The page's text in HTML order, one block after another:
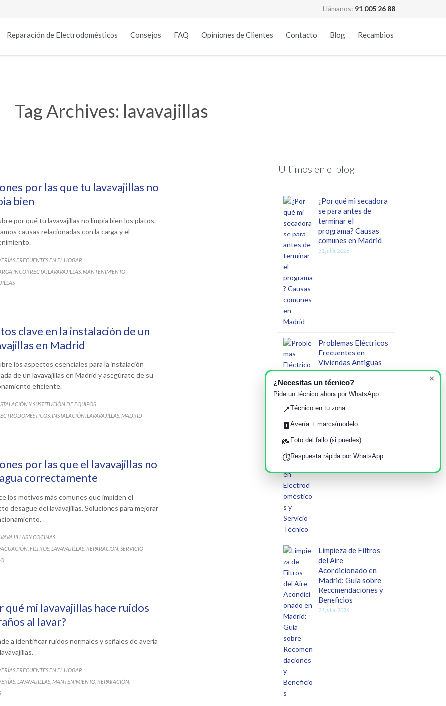
Llámanos: 91 005 26 88
Reparación de Electrodomésticos Consejos FAQ Opiniones de Clientes Contacto Blog Recambios
Tag Archives: lavavajillas
por las que tu lavavajillas no
bien
por qué tu lavavajillas no limpia bien los platos.
causas relacionadas con la carga y el
FRECUENTES EN EL HOGAR
INCORRECTA LAVAVAJILLAS MANTENIMIENTO
clave en la instalación de un
en Madrid
los aspectos esenciales para la instalación
de un lavavajillas en Madrid y asegúrate de su
eficiente.
Y SUSTITUCIÓN DE EQUIPOS
INSTALACIÓN LAVAVAJILLAS MADRID
por las que el lavavajillas no
correctamente
los motivos más comunes que impiden el
desagüe del lavavajillas. Soluciones para mejorar
Y COCINAS
FILTROS LAVAVAJILLAS REPARACIÓN SERVICIO
qué mi lavavajillas hace ruidos
al lavar?
a identificar ruidos normales y señales de avería
FRECUENTES EN EL HOGAR
LAVAVAJILLAS MANTENIMIENTO REPARACIÓN
Ultimos en el blog
¿Por qué mi secadora
se para antes de
terminar el
programa? Causas
comunes en Madrid
31 julio, 2026
Problemas Eléctricos
Frecuentes en
Viviendas Antiguas
de Madrid: Impacto
en Electrodomésticos
y Servicio Técnico
Limpieza de Filtros
del Aire
Acondicionado en
Madrid: Guía sobre
Recomendaciones y
Beneficios
21 julio, 2026
×
¿Necesitas un técnico?
Pide un técnico ahora por WhatsApp:
📍Técnico en tu zona
🧾 Avería + marca/modelo
📸Foto del fallo (si puedes)
⏱️Respuesta rápida por WhatsApp